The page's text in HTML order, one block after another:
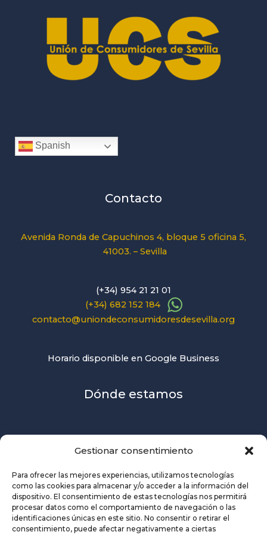
Gestionar consentimiento
Para ofrecer las mejores experiencias, utilizamos tecnologías
como las cookies para almacenar y/o acceder a la información del
dispositivo. El consentimiento de estas tecnologías nos permitirá
procesar datos como el comportamiento de navegación o las
identificaciones únicas en este sitio. No consentir o retirar el
consentimiento, puede afectar negativamente a ciertas
Spanish
Contacto
Avenida Ronda de Capuchinos 4, bloque 5 oficina 5,
41003. – Sevilla
(+34) 954 21 21 01
(+34) 682 152 184
contacto@uniondeconsumidoresdesevilla.org
Horario disponible en Google Business
Dónde estamos